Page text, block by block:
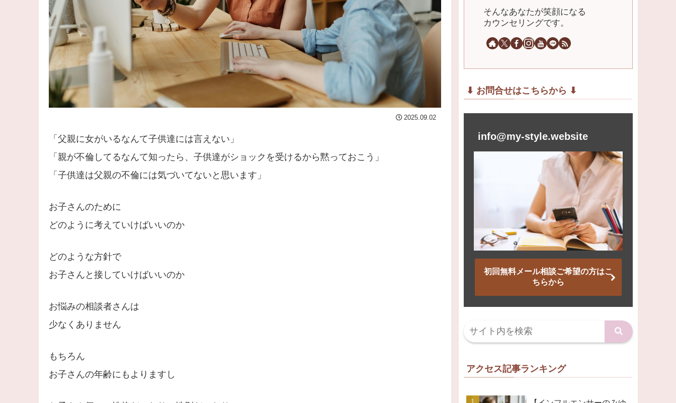
2025.09.02
「父親に女がいるなんて子供達には言えない」
「親が不倫してるなんて知ったら、子供達がショックを受けるから黙っておこう」
「子供達は父親の不倫には気づいてないと思います」
お子さんのために
どのように考えていけばいいのか
どのような方針で
お子さんと接していけばいいのか
お悩みの相談者さんは
少なくありません
もちろん
お子さんの年齢にもよりますし
そんなあなたが笑顔になる
カウンセリングです。
⬇︎ お問合せはこちらから ⬇︎
info@my-style.website
初回無料メール相談ご希望の方はこ
ちらから
アクセス記事ランキング